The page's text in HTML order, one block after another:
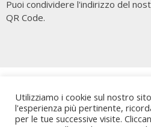
Puoi condividere l'indirizzo del
QR Code.
Writers Blogily
Utilizziamo i cookie sul nostro
l'esperienza più pertinente,
per le tue successive visite.